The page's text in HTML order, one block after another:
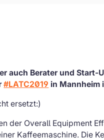
auch Berater und
#LATC2019 in Mannheim
ersetzt:)
der Overall Equipment
Kaffeemaschine. Die